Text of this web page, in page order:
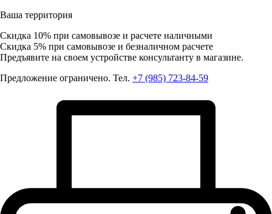
Ваша территория
Скидка 10% при самовывозе и расчете наличными
Скидка 5% при самовывозе и безналичном расчете
Предъявите на своем устройстве консультанту в магазине.
Предложение ограничено. Тел. +7 (985) 723-84-59